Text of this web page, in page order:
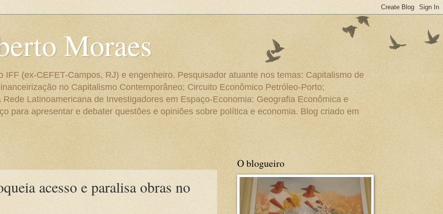
Moraes
IFF (ex-CEFET-Campos, RJ) e engenheiro. Pesquisador atuante nos temas: Capitalismo de
no Capitalismo Contemporâneo; Circuito Econômico Petróleo-Porto;
Latinoamericana de Investigadores em Espaço-Economia: Geografia Econômica e
para apresentar e debater questões e opiniões sobre política e economia. Blog criado em
acesso e paralisa obras no
O blogueiro